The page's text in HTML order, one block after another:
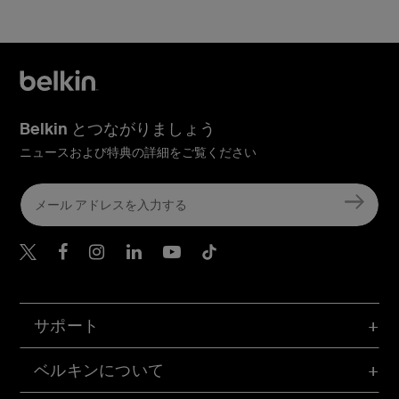
サポート
ベルキンについて
Belkin とつながりましょう
ニュースおよび特典の詳細をご覧ください
Belkin Twitter
Belkin Facebook
Belkin Instagram
Belkin LinkedIn
Belkin Youtube
Belkin TikTok